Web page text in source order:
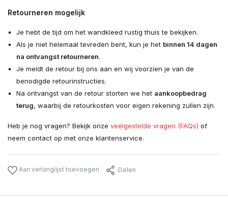
Retourneren mogelijk
Je hebt de tijd om het wandkleed rustig thuis te bekijken.
Als je niet helemaal tevreden bent, kun je het binnen 14 dagen
na ontvangst retourneren.
Je meldt de retour bij ons aan en wij voorzien je van de
benodigde retourinstructies.
Na ontvangst van de retour storten we het aankoopbedrag
terug, waarbij de retourkosten voor eigen rekening zullen zijn.
Heb je nog vragen? Bekijk onze veelgestelde vragen (FAQs) of
neem contact op met onze klantenservice.
Aan verlanglijst toevoegen Delen